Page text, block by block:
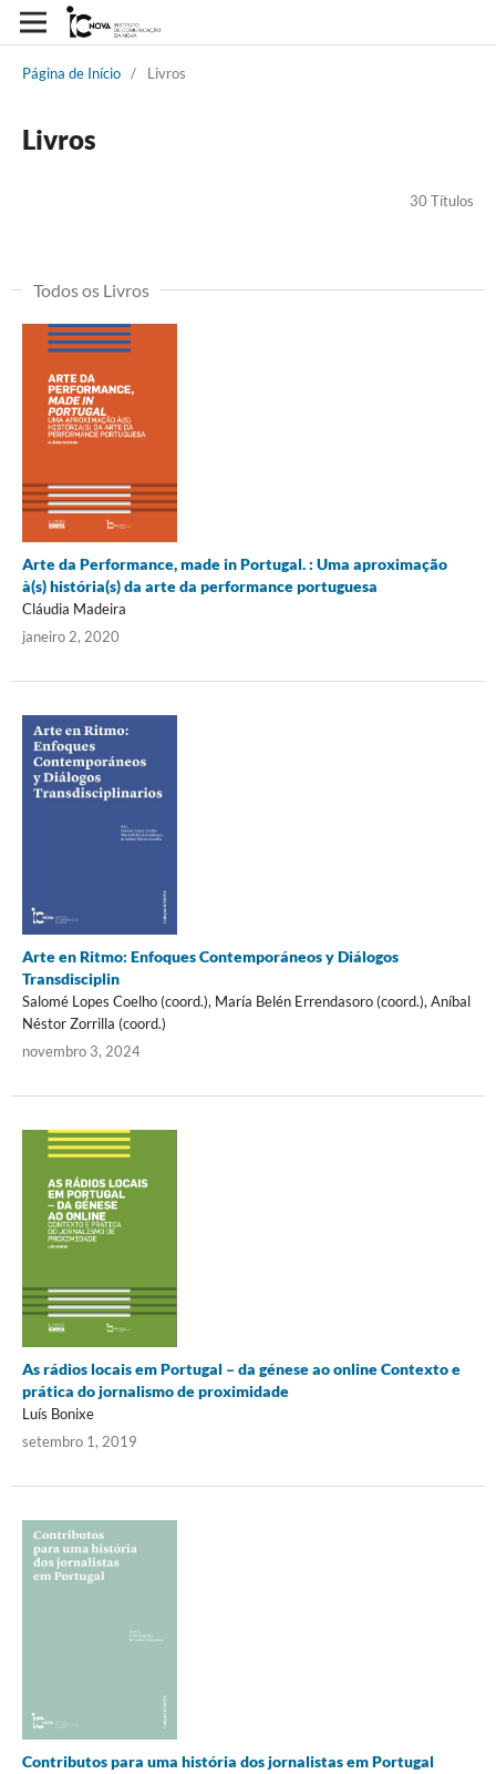
Página de Início / Livros
Livros
30 Títulos
Todos os Livros
Arte da Performance, made in Portugal. : Uma aproximação
à(s) história(s) da arte da performance portuguesa
Cláudia Madeira
janeiro 2, 2020
Arte en Ritmo: Enfoques Contemporáneos y Diálogos
Transdisciplin
Salomé Lopes Coelho (coord.), María Belén Errendasoro (coord.), Aníbal
Néstor Zorrilla (coord.)
novembro 3, 2024
As rádios locais em Portugal – da génese ao online Contexto e
prática do jornalismo de proximidade
Luís Bonixe
setembro 1, 2019
Contributos para uma história dos jornalistas em Portugal